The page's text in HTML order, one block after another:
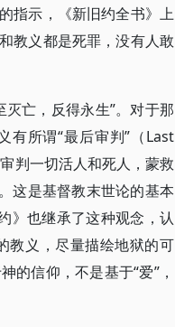
指示，《新旧约全书》上
教义都是死罪，没有人敢
亡，反得永生”。对于那
有所谓“最后审判”（Last
判一切活人和死人，蒙救
这是基督教末世论的基本
》也继承了这种观念，认
教义，尽量描绘地狱的可
的信仰，不是基于“爱”，